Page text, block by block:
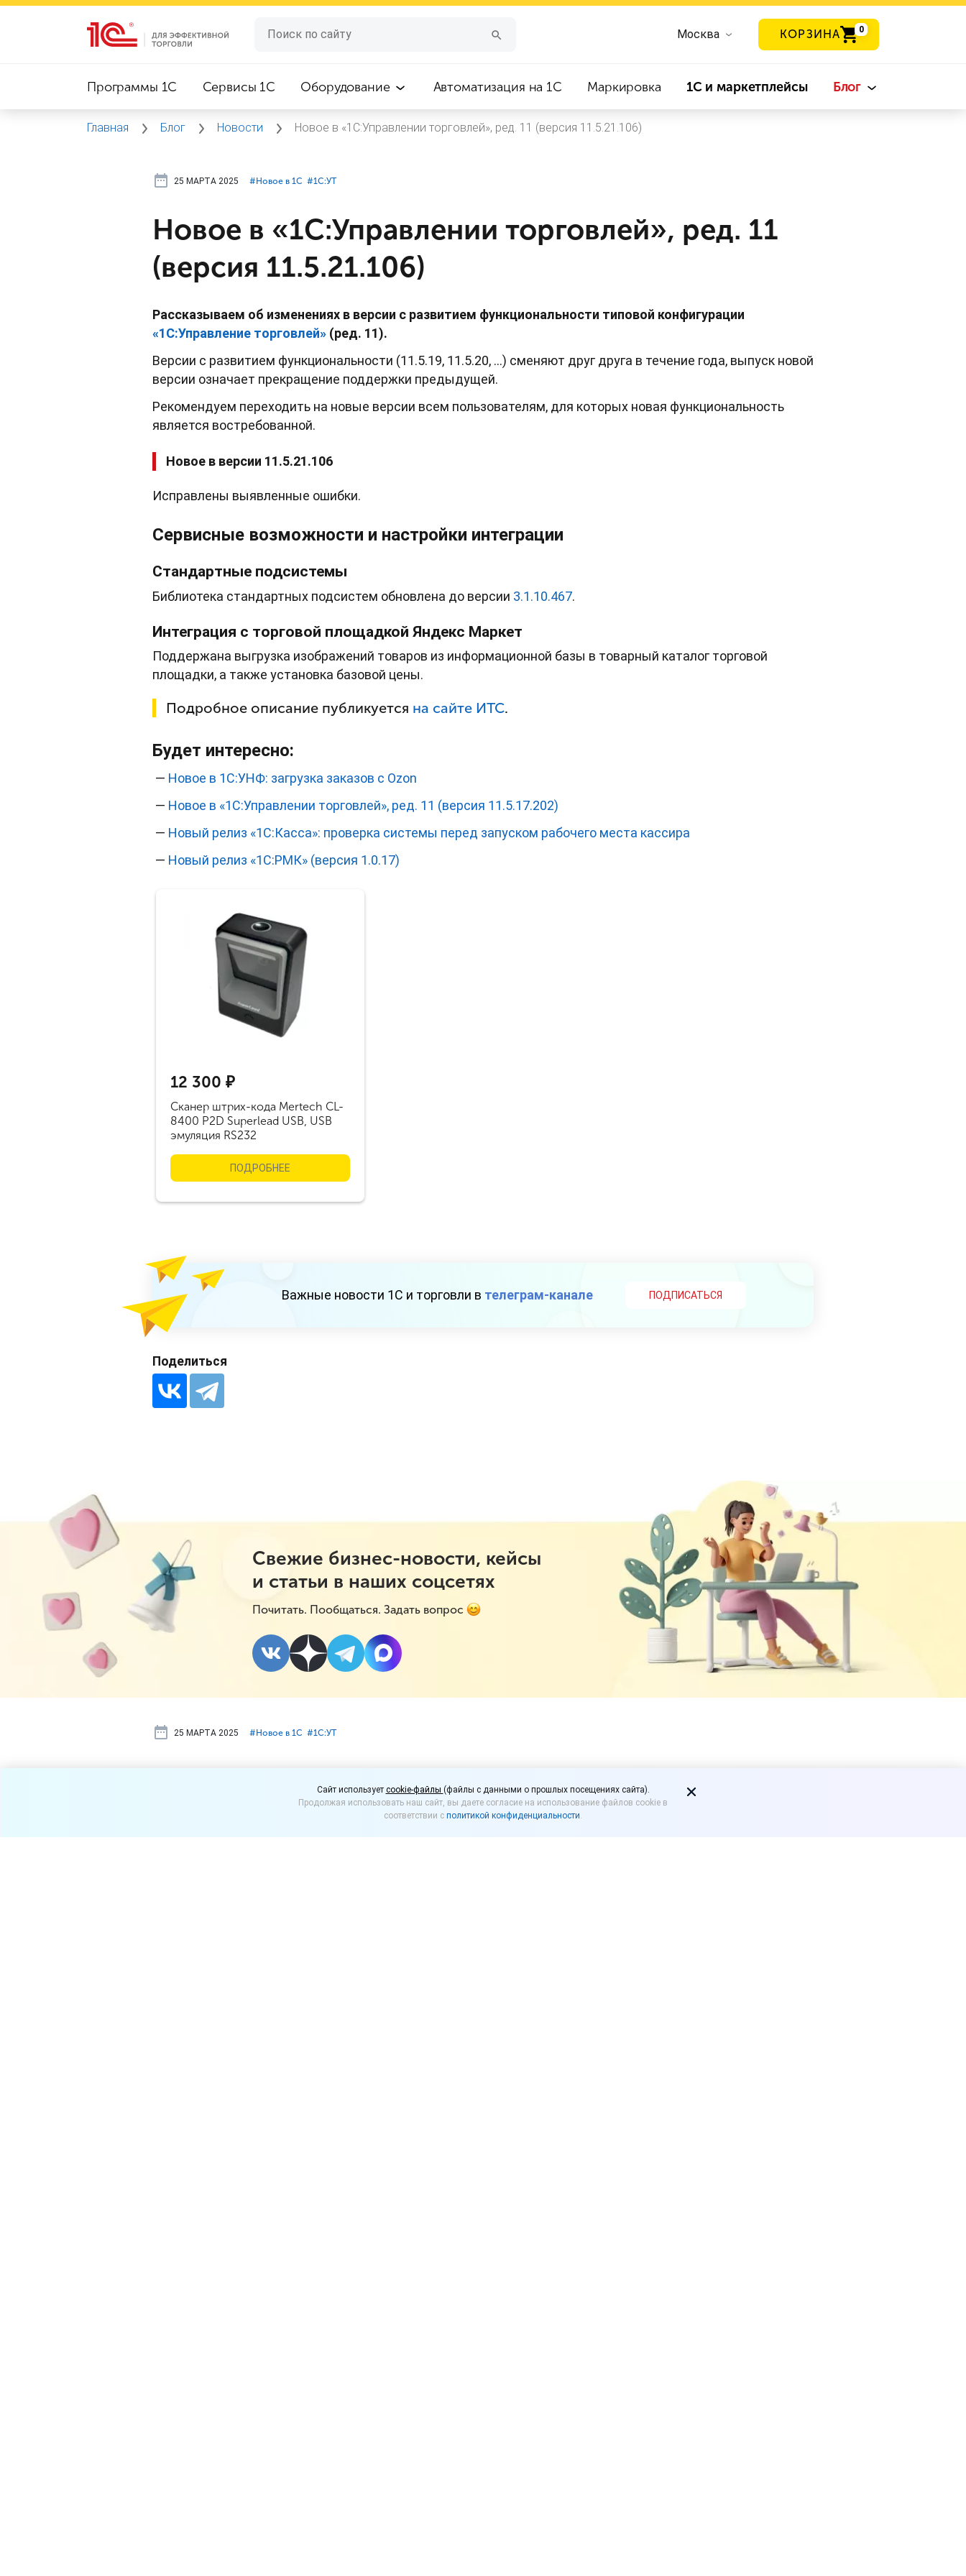
Москва КОРЗИНА 0
Программы 1C Сервисы 1C Оборудование Автоматизация на 1С Маркировка 1С и маркетплейсы Блог
Главная Блог Новости Новое в «1С:Управлении торговлей», ред. 11 (версия 11.5.21.106)
25 МАРТА 2025 #⁣Новое в 1С #⁣1С:УТ
Новое в «1С:Управлении торговлей», ред. 11
(версия 11.5.21.106)
Рассказываем об изменениях в версии с развитием функциональности типовой конфигурации
«1С:Управление торговлей» (ред. 11).
Версии c развитием функциональности (11.5.19, 11.5.20, …) сменяют друг друга в течение года, выпуск новой
версии означает прекращение поддержки предыдущей.
Рекомендуем переходить на новые версии всем пользователям, для которых новая функциональность
является востребованной.
Новое в версии 11.5.21.106
Исправлены выявленные ошибки.
Сервисные возможности и настройки интеграции
Стандартные подсистемы
Библиотека стандартных подсистем обновлена до версии 3.1.10.467.
Интеграция с торговой площадкой Яндекс Маркет
Поддержана выгрузка изображений товаров из информационной базы в товарный каталог торговой
площадки, а также установка базовой цены.
Подробное описание публикуется на сайте ИТС.
Будет интересно:
— Новое в 1С:УНФ: загрузка заказов с Ozon
— Новое в «1С:Управлении торговлей», ред. 11 (версия 11.5.17.202)
— Новый релиз «1С:Касса»: проверка системы перед запуском рабочего места кассира
— Новый релиз «1С:РМК» (версия 1.0.17)
12 300 ₽
Cканер штрих-кода Mertech CL-
8400 P2D Superlead USB, USB
эмуляция RS232
ПОДРОБНЕЕ
Важные новости 1С и торговли в телеграм-канале ПОДПИСАТЬСЯ
Поделиться
Свежие бизнес-новости, кейсы
и статьи в наших соцсетях
Почитать. Пообщаться. Задать вопрос
25 МАРТА 2025 #⁣Новое в 1С #⁣1С:УТ
Новое в «1С:Управлении торговлей», ред. 11
(версия 11.5.17.202)
Cайт использует cookie-файлы (файлы с данными о прошлых посещениях сайта).
Продолжая использовать наш сайт, вы даете согласие на использование файлов cookie в
соответствии с политикой конфиденциальности.